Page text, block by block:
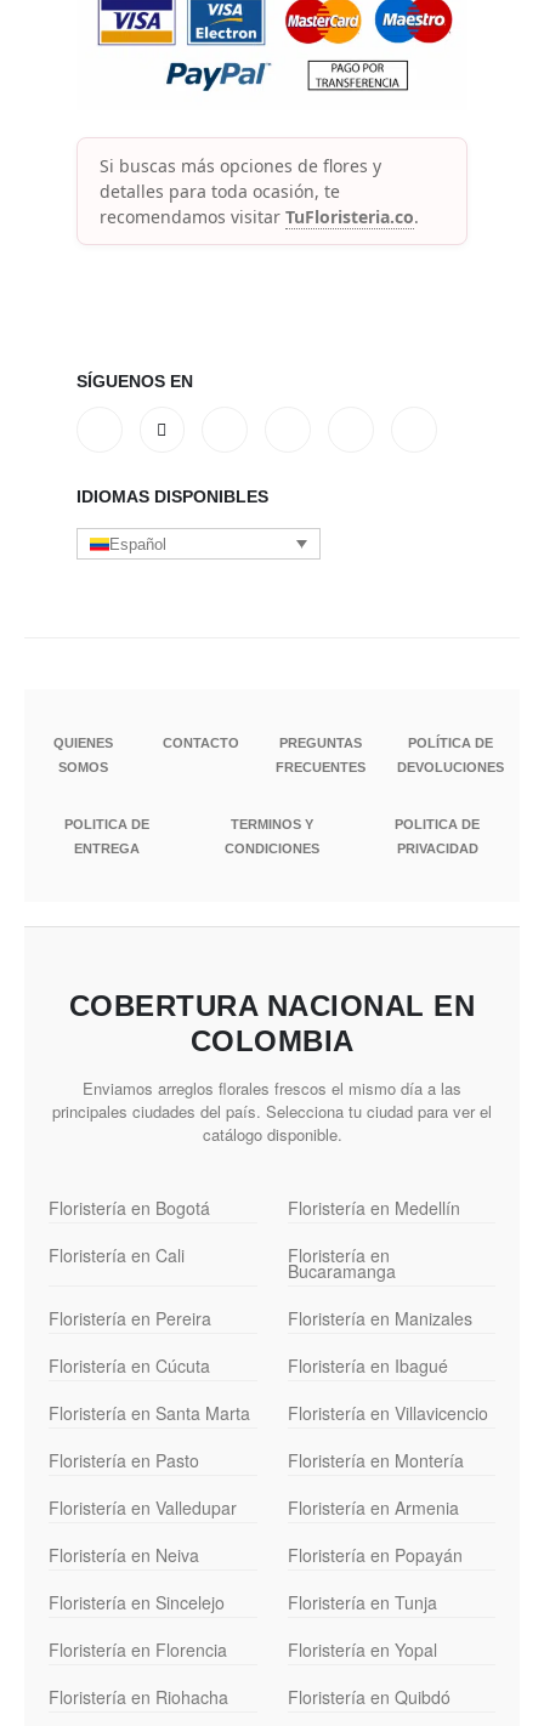
Si buscas más opciones de flores y
detalles para toda ocasión, te
recomendamos visitar TuFloristeria.co.
SÍGUENOS EN
IDIOMAS DISPONIBLES
Español
QUIENES
SOMOS
CONTACTO
PREGUNTAS
FRECUENTES
POLÍTICA DE
DEVOLUCIONES
POLITICA DE
ENTREGA
TERMINOS Y
CONDICIONES
POLITICA DE
PRIVACIDAD
COBERTURA NACIONAL EN
COLOMBIA
Enviamos arreglos florales frescos el mismo día a las
principales ciudades del país. Selecciona tu ciudad para ver el
catálogo disponible.
Floristería en Bogotá
Floristería en Medellín
Floristería en Cali
Floristería en
Bucaramanga
Floristería en Pereira
Floristería en Manizales
Floristería en Cúcuta
Floristería en Ibagué
Floristería en Santa Marta
Floristería en Villavicencio
Floristería en Pasto
Floristería en Montería
Floristería en Valledupar
Floristería en Armenia
Floristería en Neiva
Floristería en Popayán
Floristería en Sincelejo
Floristería en Tunja
Floristería en Florencia
Floristería en Yopal
Floristería en Riohacha
Floristería en Quibdó